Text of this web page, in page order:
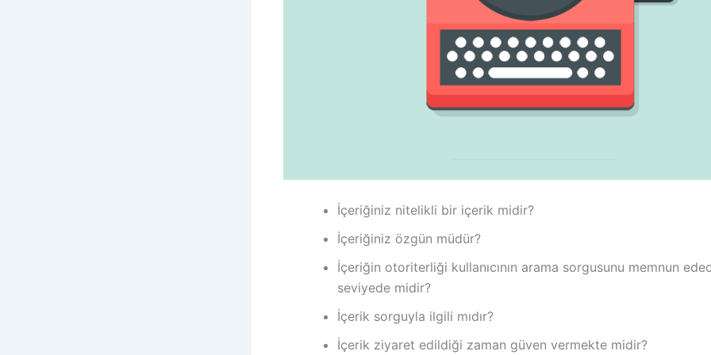
İçeriğiniz nitelikli bir içerik midir?
İçeriğiniz özgün müdür?
İçeriğin otoriterliği kullanıcının arama sorgusunu memnun
seviyede midir?
İçerik sorguyla ilgili mıdır?
İçerik ziyaret edildiği zaman güven vermekte midir?